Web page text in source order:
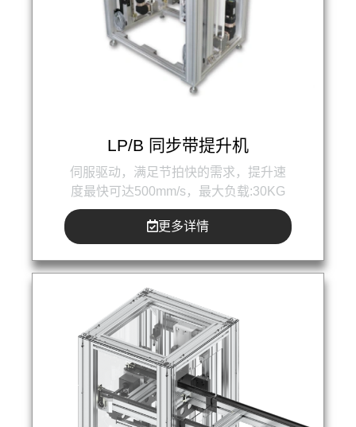
LP/B 同步带提升机
伺服驱动，满足节拍快的需求，提升速
度最快可达500mm/s，最大负载:30KG
更多详情